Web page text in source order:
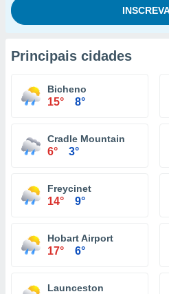
Principais cidades
Bicheno
15° 8°
Cradle Mountain
6° 3°
Freycinet
14° 9°
Hobart Airport
17° 6°
Launceston